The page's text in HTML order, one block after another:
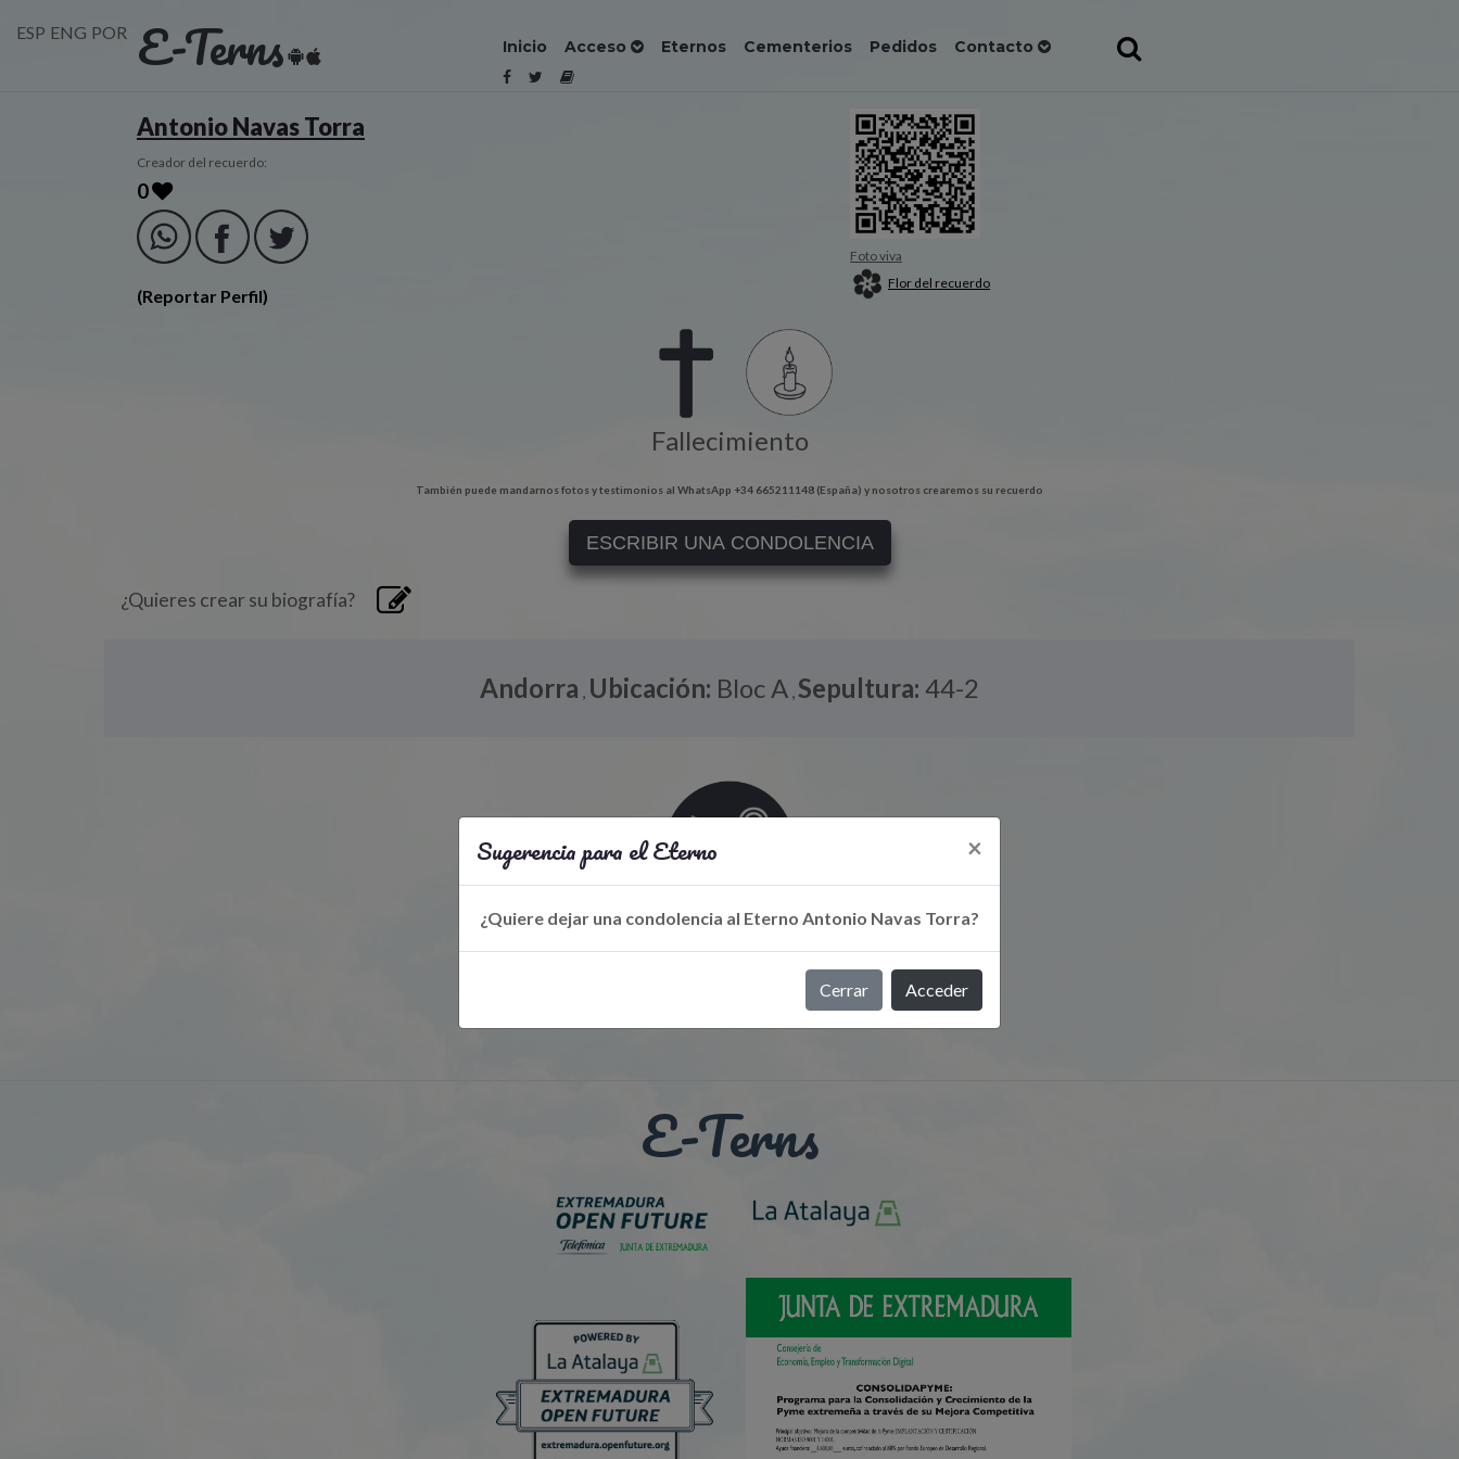
ESP ENG POR E-Terns Inicio Acceso Eternos Cementerios Pedidos Contacto
Antonio Navas Torra
Creador del recuerdo:
0
(Reportar Perfil)
Foto viva
Flor del recuerdo
Fallecimiento
También puede mandarnos fotos y testimonios al WhatsApp +34 665211148 (España) y nosotros crearemos su recuerdo
ESCRIBIR UNA CONDOLENCIA
¿Quieres crear su biografía?
Andorra , Ubicación: Bloc A ,Sepultura: 44-2
Libro de Eterno
Sugerencia para el Eterno ×
¿Quiere dejar una condolencia al Eterno Antonio Navas Torra?
Cerrar Acceder
E-Terns